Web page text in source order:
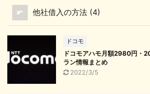
他社借入の方法 (4)
ドコモ
ドコモアハモ月額2980円・
ラン情報まとめ
2022/3/5